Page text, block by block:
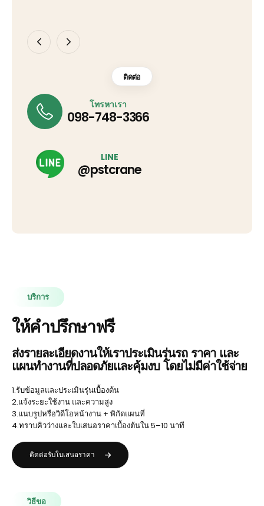
ติดต่อ
โทรหาเรา
098-748-3366
LINE
@pstcrane
บริการ
ให้คำปรึกษาฟรี
ส่งรายละเอียดงานให้เราประเมินรุ่นรถ ราคา และ
แผนทำงานที่ปลอดภัยและคุ้มงบ โดยไม่มีค่าใช้จ่าย
1.รับข้อมูลและประเมินรุ่นเบื้องต้น
2.แจ้งระยะใช้งาน และความสูง
3.แนบรูปหรือวิดีโอหน้างาน + พิกัดแผนที่
4.ทราบคิวว่างและใบเสนอราคาเบื้องต้นใน 5–10 นาที
ติดต่อรับใบเสนอราคา
วิธีขอ